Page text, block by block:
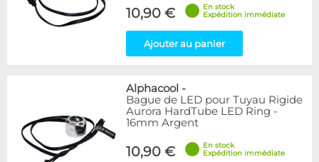
Transparent
40
Vert
Disponibilité / Promotions
Articles en promotions
Appliquer
10,90 €
En stock
Expédition immédiate
Ajouter au panier
Alphacool -
Bague de LED pour Tuyau Rigide
Aurora HardTube LED Ring -
16mm Argent
10,90 €
En stock
Expédition immédiate